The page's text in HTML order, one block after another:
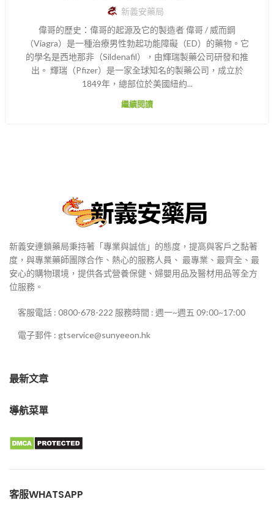
新義安藥局
偉哥的歷史：偉哥的起源及它的製造者 偉哥 / 威而鋼
（Viagra）是一種治療男性勃起功能障礙（ED）的藥物。它
的學名是西地那非（Sildenafil），由輝瑞製藥公司研發和推
出。 輝瑞（Pfizer）是一家全球知名的製藥公司，成立於
1849年，總部位於美國紐約...
繼續閱讀
新義安連鎖藥局秉持著「專業與誠信」的態度，提高與客戶之黏著
度，與專業藥師團隊合作、熱心的服務人員、 最專業、最齊全、最
安心的購物環境，提供各式營養保健、婦嬰用品及醫材用品等全方
位服務。
客服電話 : 0800-678-222 服務時間 : 週一~週五 09:00~17:00
電子郵件 : gtservice@sunyeeon.hk
最新文章
導航菜單
客服WHATSAPP